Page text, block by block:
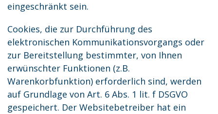
eingeschränkt sein.
Cookies, die zur Durchführung des
elektronischen Kommunikationsvorgangs oder
zur Bereitstellung bestimmter, von Ihnen
erwünschter Funktionen (z.B.
Warenkorbfunktion) erforderlich sind, werden
auf Grundlage von Art. 6 Abs. 1 lit. f DSGVO
gespeichert. Der Websitebetreiber hat ein